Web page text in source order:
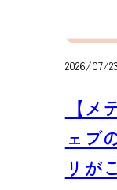
発着
て 入
歳の
組で、
通じて
りま
クで
姿が登場い
ただい
2026/07/23
【
ェブ
リが